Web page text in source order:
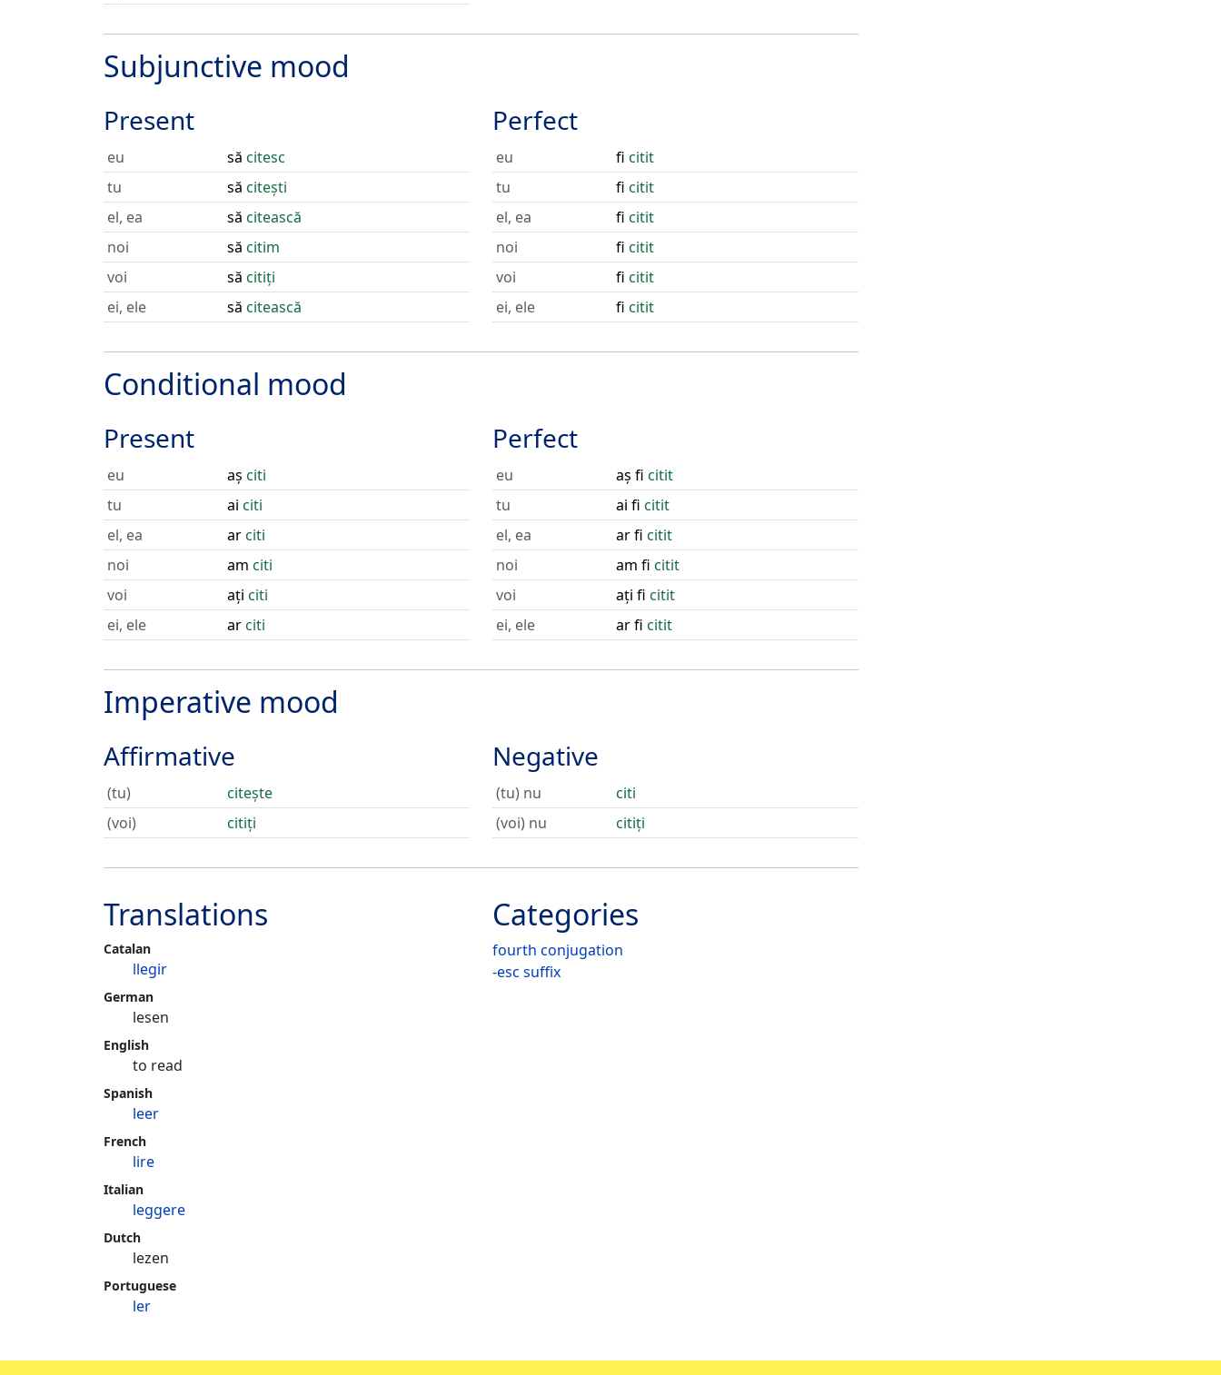
Subjunctive mood
Present
eu să citesc
tu
să citești
el, ea
să citească
noi
să citim
voi
să citiți
ei, ele
să citească
Perfect
eu fi citit
tu
fi citit
el, ea
fi citit
noi
fi citit
voi
fi citit
ei, ele
fi citit
Conditional mood
Present
eu aș citi
tu
ai citi
el, ea
arciti
noi
am citi
voi
ați citi
ei, ele
arciti
Perfect
eu aș fi citit
tu
ai fi citit
el, ea
ar fi citit
noi
am fi citit
voi
ați fi citit
ei, ele
ar fi citit
Imperative mood
Affirmative
(tu)
citește
(voi)
citiți
Negative
(tu) nu
citi
(voi) nu
citiți
Categories
fourth conjugation
-esc suffix
Translations
Catalan
llegir
German
lesen
English
to read
Spanish
leer
French
lire
Italian
leggere
Dutch
lezen
Portuguese
ler